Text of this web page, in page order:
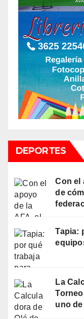
DEPORTES
Con el
de
Tapia:
La
uno